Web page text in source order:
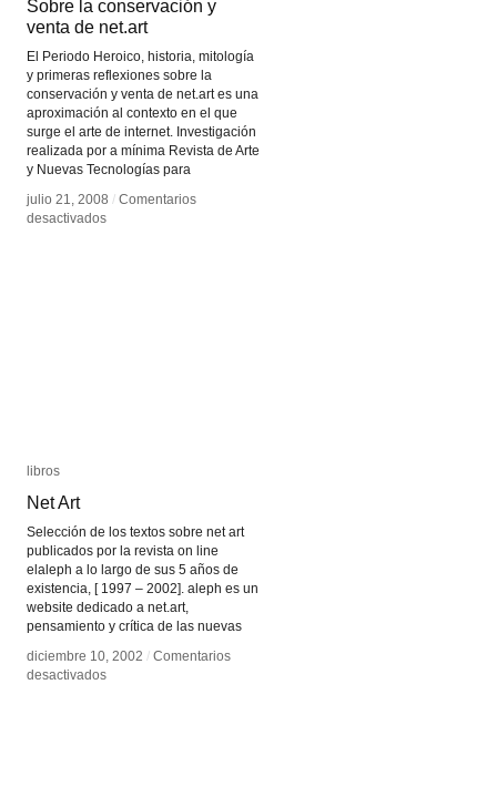
Sobre la conservación y
venta de net.art
El Periodo Heroico, historia, mitología
y primeras reflexiones sobre la
conservación y venta de net.art es una
aproximación al contexto en el que
surge el arte de internet. Investigación
realizada por a mínima Revista de Arte
y Nuevas Tecnologías para
julio 21, 2008 / Comentarios
desactivadosen
Sobre la conservación y
venta de net.art
julio 21, 2008 / Comentarios
desactivadosen
libros
Net Art
Selección de los textos sobre net art
publicados por la revista on line
elaleph a lo largo de sus 5 años de
existencia, [ 1997 – 2002]. aleph es un
website dedicado a net.art,
pensamiento y crítica de las nuevas
diciembre 10, 2002 / Comentarios
desactivadosen
libros
Net Art
diciembre 10, 2002 / Comentarios
desactivadosen